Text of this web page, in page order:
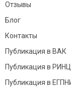
Отзывы
Блог
Контакты
Публикация в ВАК
Публикация в РИНЦ
Публикация в